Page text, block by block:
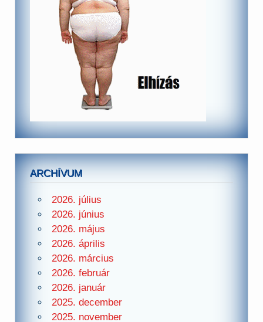
ARCHÍVUM
2026. július
2026. június
2026. május
2026. április
2026. március
2026. február
2026. január
2025. december
2025. november